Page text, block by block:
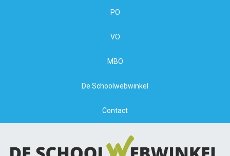
PO
VO
MBO
De Schoolwebwinkel
Contact